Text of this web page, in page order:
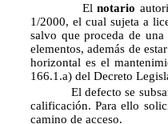
Elnotario
1/2000, el cual sujeta a
salvo que proceda de
elementos, además de
horizontal es el
166.1.a) del Decreto
El defecto se subsanó
calificación. Para ello
camino de acceso.